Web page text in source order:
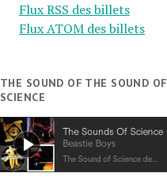
Flux RSS des billets
Flux ATOM des billets
THE SOUND OF THE SOUND OF
SCIENCE